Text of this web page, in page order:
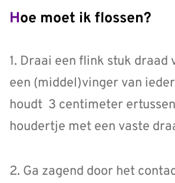
Hoe moet ik flossen?
1. Draai een flink stuk draad
een (middel)vinger van
houdt 3 centimeter
houdertje met een vaste
2. Ga zagend door het